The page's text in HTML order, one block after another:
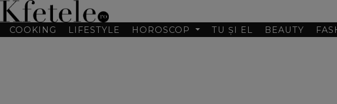
COOKING LIFESTYLE HOROSCOP TU ȘI EL BEAUTY